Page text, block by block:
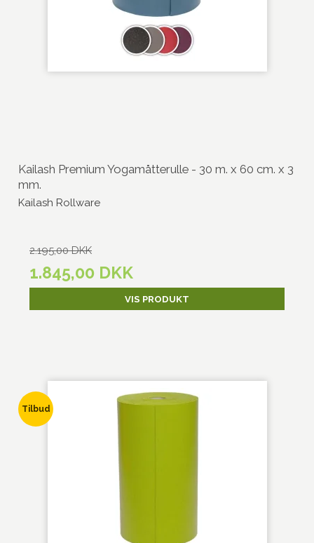
Kailash Premium Yogamåtterulle - 30 m. x 60 cm. x 3
mm.
Kailash Rollware
2.195,00 DKK
1.845,00 DKK
VIS PRODUKT
Tilbud